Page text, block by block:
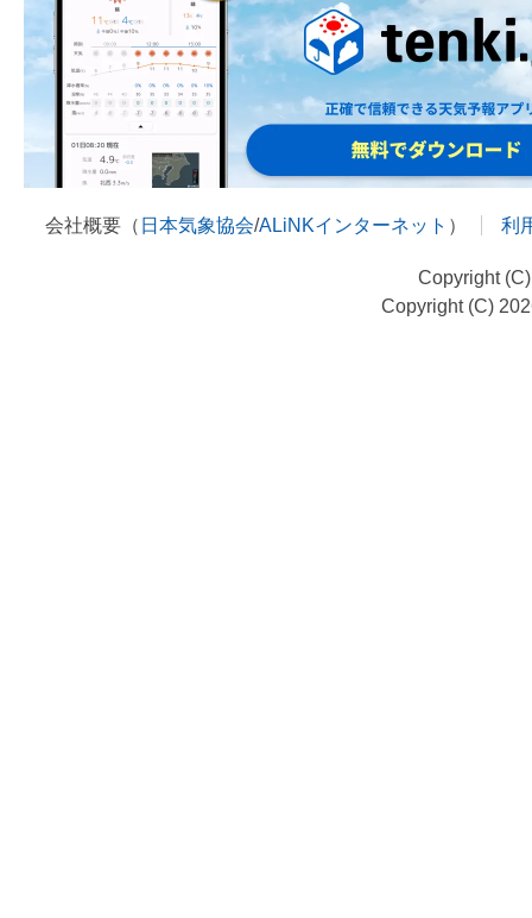
会社概要（ 日本気象協会/ALiNKインターネット ） 利
Copyright
Copyright (C)